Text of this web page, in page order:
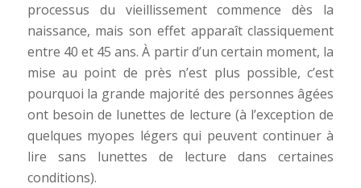
processus du vieillissement commence dès la
naissance, mais son effet apparaît classiquement
entre 40 et 45 ans. À partir d’un certain moment, la
mise au point de près n’est plus possible, c’est
pourquoi la grande majorité des personnes âgées
ont besoin de lunettes de lecture (à l’exception de
quelques myopes légers qui peuvent continuer à
lire sans lunettes de lecture dans certaines
conditions).